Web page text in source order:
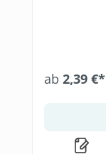
ab 2,39 €*